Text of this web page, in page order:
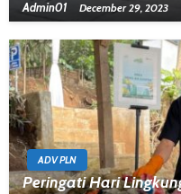
Admin01 December 29, 2023
ADV PLN
Peringati Hari